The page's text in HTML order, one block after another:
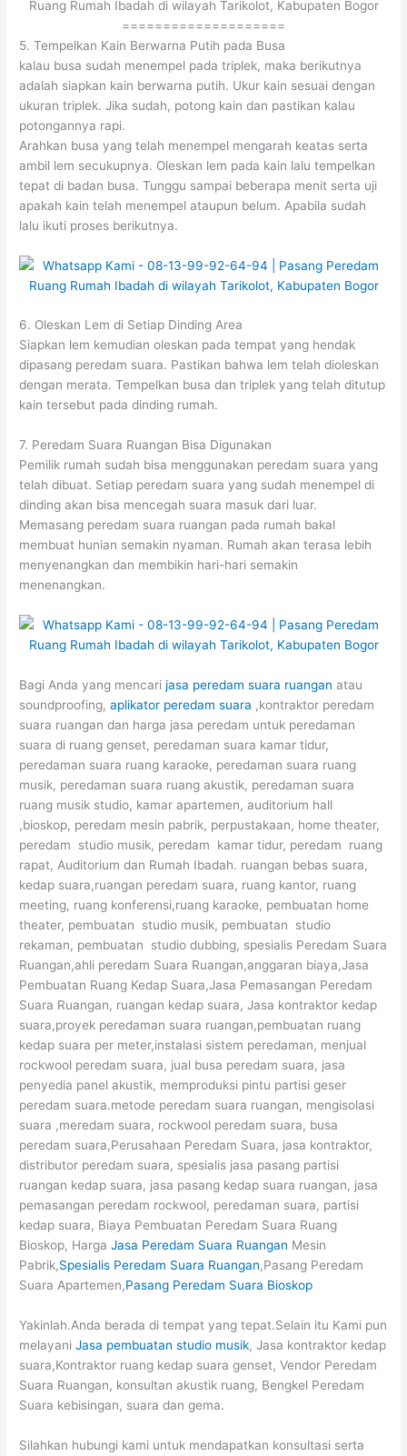
Ruang Rumah Ibadah di wilayah Tarikolot, Kabupaten Bogor
====================
5. Tempelkan Kain Berwarna Putih pada Busa
kalau busa sudah menempel pada triplek, maka berikutnya
adalah siapkan kain berwarna putih. Ukur kain sesuai dengan
ukuran triplek. Jika sudah, potong kain dan pastikan kalau
potongannya rapi.
Arahkan busa yang telah menempel mengarah keatas serta
ambil lem secukupnya. Oleskan lem pada kain lalu tempelkan
tepat di badan busa. Tunggu sampai beberapa menit serta uji
apakah kain telah menempel ataupun belum. Apabila sudah
lalu ikuti proses berikutnya.
6. Oleskan Lem di Setiap Dinding Area
Siapkan lem kemudian oleskan pada tempat yang hendak
dipasang peredam suara. Pastikan bahwa lem telah dioleskan
dengan merata. Tempelkan busa dan triplek yang telah ditutup
kain tersebut pada dinding rumah.
7. Peredam Suara Ruangan Bisa Digunakan
Pemilik rumah sudah bisa menggunakan peredam suara yang
telah dibuat. Setiap peredam suara yang sudah menempel di
dinding akan bisa mencegah suara masuk dari luar.
Memasang peredam suara ruangan pada rumah bakal
membuat hunian semakin nyaman. Rumah akan terasa lebih
menyenangkan dan membikin hari-hari semakin
menenangkan.
Bagi Anda yang mencarijasa peredam suara ruangan atau
soundproofing,aplikator peredam suara ,kontraktor peredam
suara ruangan dan harga jasa peredam untuk peredaman
suara di ruang genset, peredaman suara kamar tidur,
peredaman suara ruang karaoke, peredaman suara ruang
musik, peredaman suara ruang akustik, peredaman suara
ruang musik studio, kamar apartemen, auditorium hall
,bioskop, peredam mesin pabrik, perpustakaan, home theater,
peredam studio musik, peredam kamar tidur, peredam ruang
rapat, Auditorium dan Rumah Ibadah. ruangan bebas suara,
kedap suara,ruangan peredam suara, ruang kantor, ruang
meeting, ruang konferensi,ruang karaoke, pembuatan home
theater, pembuatan studio musik, pembuatan studio
rekaman, pembuatan studio dubbing, spesialis Peredam Suara
Ruangan,ahli peredam Suara Ruangan,anggaran biaya,Jasa
Pembuatan Ruang Kedap Suara,Jasa Pemasangan Peredam
Suara Ruangan, ruangan kedap suara, Jasa kontraktor kedap
suara,proyek peredaman suara ruangan,pembuatan ruang
kedap suara per meter,instalasi sistem peredaman, menjual
rockwool peredam suara, jual busa peredam suara, jasa
penyedia panel akustik, memproduksi pintu partisi geser
peredam suara.metode peredam suara ruangan, mengisolasi
suara ,meredam suara, rockwool peredam suara, busa
peredam suara,Perusahaan Peredam Suara, jasa kontraktor,
distributor peredam suara, spesialis jasa pasang partisi
ruangan kedap suara, jasa pasang kedap suara ruangan, jasa
pemasangan peredam rockwool, peredaman suara, partisi
kedap suara, Biaya Pembuatan Peredam Suara Ruang
Bioskop, HargaJasa Peredam Suara Ruangan Mesin
Pabrik,Spesialis Peredam Suara Ruangan,Pasang Peredam
Suara Apartemen,Pasang Peredam Suara Bioskop
Yakinlah.Anda berada di tempat yang tepat.Selain itu Kami pun
melayaniJasa pembuatan studio musik, Jasa kontraktor kedap
suara,Kontraktor ruang kedap suara genset, Vendor Peredam
Suara Ruangan, konsultan akustik ruang, Bengkel Peredam
Suara kebisingan, suara dan gema.
Silahkan hubungi kami untuk mendapatkan konsultasi serta